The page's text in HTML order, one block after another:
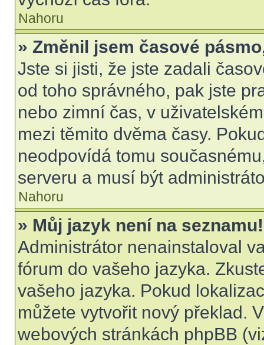
Nahoru
» Změnil jsem časové
Jste si jisti, že jste zadali
od toho správného, pak jste
nebo zimní čas, v
mezi těmito dvěma časy.
neodpovídá tomu
serveru a musí být
Nahoru
» Můj jazyk není na seznamu!
Administrátor nenainstaloval
fórum do vašeho jazyka.
vašeho jazyka. Pokud
můžete vytvořit nový překlad.
webových stránkách phpBB